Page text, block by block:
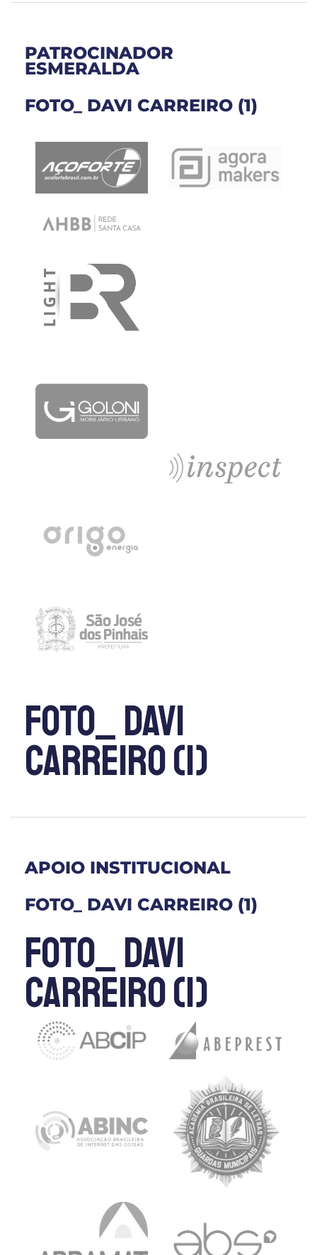
PATROCINADOR
ESMERALDA
FOTO_ DAVI CARREIRO (1)
Foto_ Davi
Carreiro (1)
APOIO INSTITUCIONAL
FOTO_ DAVI CARREIRO (1)
Foto_ Davi
Carreiro (1)